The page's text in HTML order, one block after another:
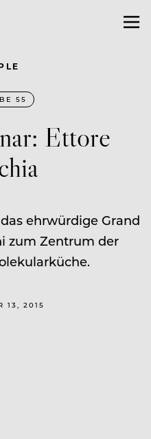
55
Ettore
ehrwürdige Grand
zum Zentrum der
13, 2015